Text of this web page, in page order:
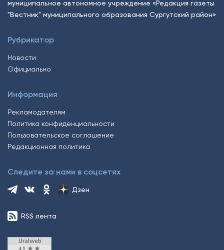
муниципальное автономное учреждение «Редакция газеты
"Вестник" муниципального образования Сургутский район»
Рубрикатор
Новости
Официально
Информация
Рекламодателям
Политика конфиденциальности
Пользовательское соглашение
Редакционная политика
Следите за нами в соцсетях
Дзен
RSS лента